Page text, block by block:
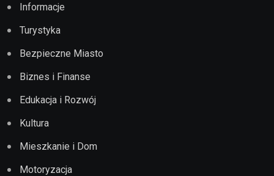
Informacje
Turystyka
Bezpieczne Miasto
Biznes i Finanse
Edukacja i Rozwój
Kultura
Mieszkanie i Dom
Motoryzacja